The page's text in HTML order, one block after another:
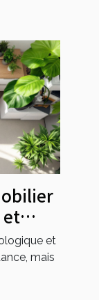
et
et
mais